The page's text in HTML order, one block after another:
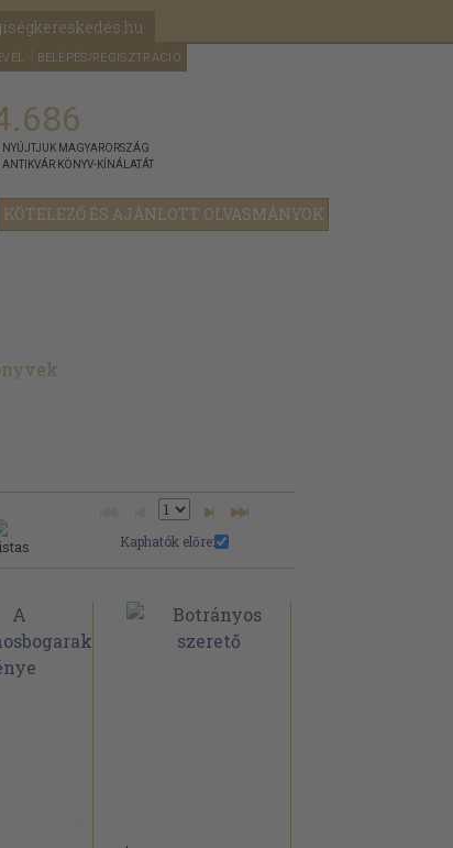
BELÉPÉS/REGISZTRÁCIÓ
KÖTELEZŐ ÉS AJÁNLOTT OLVASMÁNYOK
MAGYARORSZÁG
KÖNYV-KÍNÁLATÁT
Kaphatók előre: